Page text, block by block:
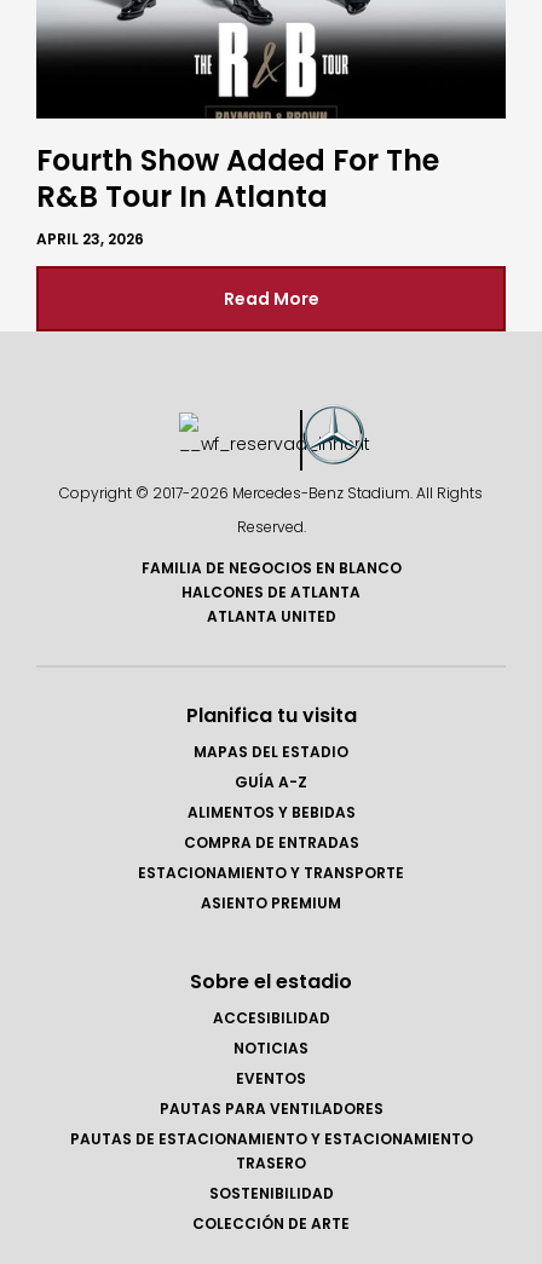
Fourth Show Added For The
R&B Tour In Atlanta
APRIL 23, 2026
Read More
Copyright © 2017-2026 Mercedes-Benz Stadium. All Rights
Reserved.
FAMILIA DE NEGOCIOS EN BLANCO
HALCONES DE ATLANTA
ATLANTA UNITED
Planifica tu visita
MAPAS DEL ESTADIO
GUÍA A-Z
ALIMENTOS Y BEBIDAS
COMPRA DE ENTRADAS
ESTACIONAMIENTO Y TRANSPORTE
ASIENTO PREMIUM
Sobre el estadio
ACCESIBILIDAD
NOTICIAS
EVENTOS
PAUTAS PARA VENTILADORES
PAUTAS DE ESTACIONAMIENTO Y ESTACIONAMIENTO
TRASERO
SOSTENIBILIDAD
COLECCIÓN DE ARTE